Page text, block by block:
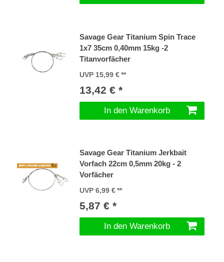
Savage Gear Titanium Spin Trace
1x7 35cm 0,40mm 15kg -2
Titanvorfächer
UVP 15,99 €
13,42 € *
In den Warenkorb
Savage Gear Titanium Jerkbait
Vorfach 22cm 0,5mm 20kg - 2
Vorfächer
UVP 6,99 €
5,87 € *
In den Warenkorb